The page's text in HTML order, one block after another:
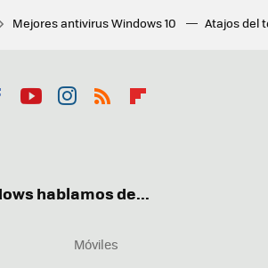
Mejores antivirus Windows 10 Atajos del
hablamos de...
Móviles